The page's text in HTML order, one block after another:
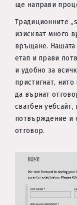
ще направи
Традиционните
изискват много
връщане. Нашата
етап и прави
и удобно за
пристигнат,
да върнат
сватбен
потвърждение и
отговор.